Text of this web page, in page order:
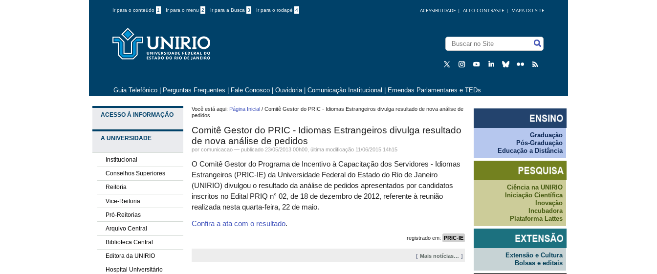
Ir para o conteúdo 1 Ir para o menu 2 Ir para a Busca 3 Ir para o rodapé 4 MAPA DO SITE
ALTO CONTRASTE |
ACESSIBILIDADE |
Guia Telefônico Perguntas Frequentes Fale Conosco Ouvidoria Comunicação Institucional Emendas Parlamentares e TEDs
ACESSO À INFORMAÇÃO
A UNIVERSIDADE
Institucional
Conselhos Superiores
Reitoria
Vice-Reitoria
Pró-Reitorias
Arquivo Central
Biblioteca Central
Editora da UNIRIO
Hospital Universitário
Você está aqui: Página Inicial /Comitê Gestor do PRIC - Idiomas Estrangeiros divulga resultado de nova análise de
pedidos
Comitê Gestor do PRIC - Idiomas Estrangeiros divulga resultado
de nova análise de pedidos
por comunicacao —publicado 23/05/2013 00h00,última modificação 11/06/2015 14h15
O Comitê Gestor do Programa de Incentivo à Capacitação dos Servidores - Idiomas
Estrangeiros (PRIC-IE) da Universidade Federal do Estado do Rio de Janeiro
(UNIRIO) divulgou o resultado da análise de pedidos apresentados por candidatos
inscritos no Edital PRIQ n° 02, de 18 de dezembro de 2012, referente à reunião
realizada nesta quarta-feira, 22 de maio.
Confira a ata com o resultado.
registrado em: PRIC-IE
Mais notícias…
Graduação
Pós-Graduação
Educação a Distância
Ciência na UNIRIO
Iniciação Científica
Inovação
Incubadora
Plataforma Lattes
Extensão e Cultura
Bolsas e editais